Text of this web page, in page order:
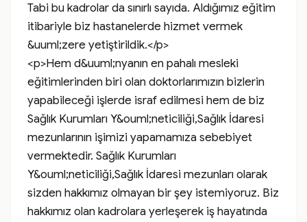
Tabi bu kadrolar da sınırlı sayıda. Aldığımız eğitim
itibariyle biz hastanelerde hizmet vermek
&uuml;zere yetiştirildik.</p>
<p>Hem d&uuml;nyanın en pahalı mesleki
eğitimlerinden biri olan doktorlarımızın bizlerin
yapabileceği işlerde israf edilmesi hem de biz
Sağlık Kurumları Y&ouml;neticiliği,Sağlık İdaresi
mezunlarının işimizi yapamamıza sebebiyet
vermektedir. Sağlık Kurumları
Y&ouml;neticiliği,Sağlık İdaresi mezunları olarak
sizden hakkımız olmayan bir şey istemiyoruz. Biz
hakkımız olan kadrolara yerleşerek iş hayatında